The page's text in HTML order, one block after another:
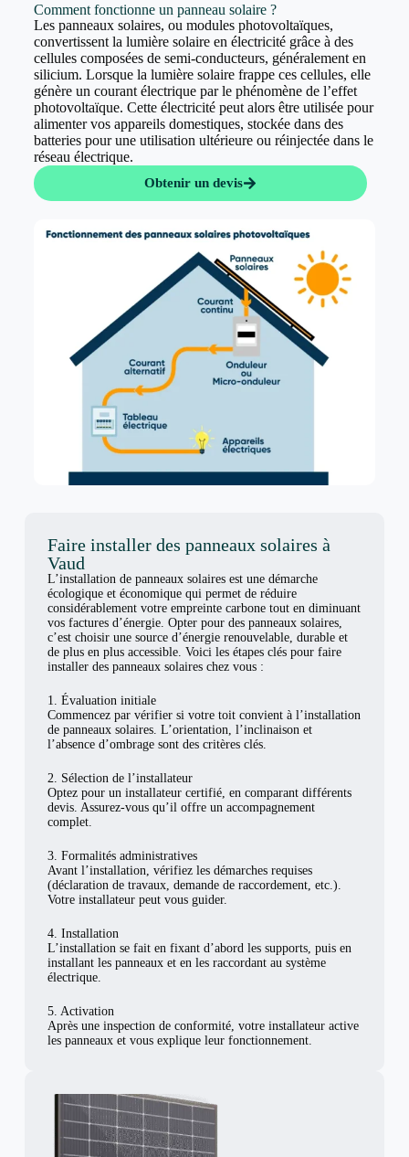
Comment fonctionne un panneau solaire ?
Les panneaux solaires, ou modules photovoltaïques,
convertissent la lumière solaire en électricité grâce à des
cellules composées de semi-conducteurs, généralement en
silicium. Lorsque la lumière solaire frappe ces cellules, elle
génère un courant électrique par le phénomène de l’effet
photovoltaïque. Cette électricité peut alors être utilisée pour
alimenter vos appareils domestiques, stockée dans des
batteries pour une utilisation ultérieure ou réinjectée dans le
réseau électrique.
Obtenir un devis
Faire installer des panneaux solaires à
Vaud
L’installation de panneaux solaires est une démarche
écologique et économique qui permet de réduire
considérablement votre empreinte carbone tout en diminuant
vos factures d’énergie. Opter pour des panneaux solaires,
c’est choisir une source d’énergie renouvelable, durable et
de plus en plus accessible. Voici les étapes clés pour faire
installer des panneaux solaires chez vous :
1. Évaluation initiale
Commencez par vérifier si votre toit convient à l’installation
de panneaux solaires. L’orientation, l’inclinaison et
l’absence d’ombrage sont des critères clés.
2. Sélection de l’installateur
Optez pour un installateur certifié, en comparant différents
devis. Assurez-vous qu’il offre un accompagnement
complet.
3. Formalités administratives
Avant l’installation, vérifiez les démarches requises
(déclaration de travaux, demande de raccordement, etc.).
Votre installateur peut vous guider.
4. Installation
L’installation se fait en fixant d’abord les supports, puis en
installant les panneaux et en les raccordant au système
électrique.
5. Activation
Après une inspection de conformité, votre installateur active
les panneaux et vous explique leur fonctionnement.